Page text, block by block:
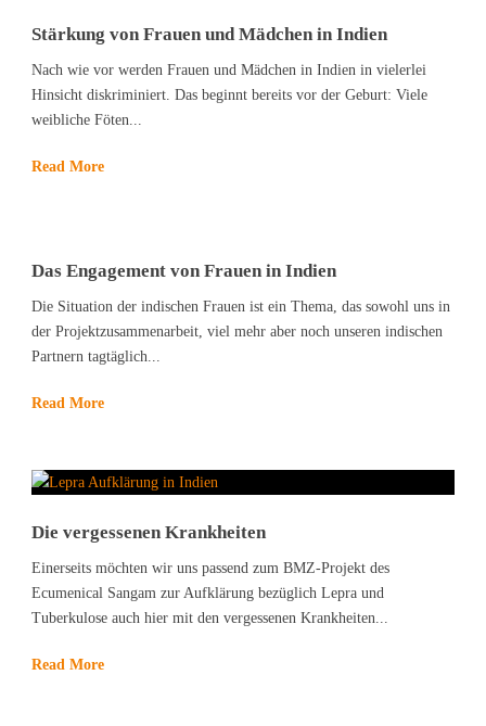
Stärkung von Frauen und Mädchen in Indien
Nach wie vor werden Frauen und Mädchen in Indien in vielerlei
Hinsicht diskriminiert. Das beginnt bereits vor der Geburt: Viele
weibliche Föten...
Read More
Das Engagement von Frauen in Indien
Die Situation der indischen Frauen ist ein Thema, das sowohl uns in
der Projektzusammenarbeit, viel mehr aber noch unseren indischen
Partnern tagtäglich...
Read More
Die vergessenen Krankheiten
Einerseits möchten wir uns passend zum BMZ-Projekt des
Ecumenical Sangam zur Aufklärung bezüglich Lepra und
Tuberkulose auch hier mit den vergessenen Krankheiten...
Read More